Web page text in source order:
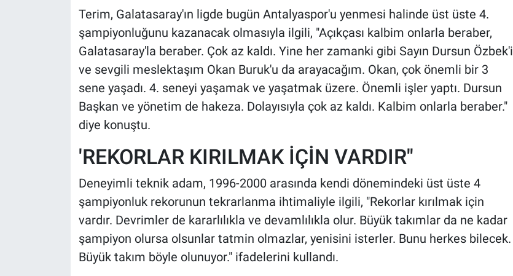
Terim, Galatasaray'ın ligde bugün Antalyaspor'u yenmesi halinde üst üste 4.
şampiyonluğunu kazanacak olmasıyla ilgili, "Açıkçası kalbim onlarla beraber,
Galatasaray'la beraber. Çok az kaldı. Yine her zamanki gibi Sayın Dursun Özbek'i
ve sevgili meslektaşım Okan Buruk'u da arayacağım. Okan, çok önemli bir 3
sene yaşadı. 4. seneyi yaşamak ve yaşatmak üzere. Önemli işler yaptı. Dursun
Başkan ve yönetim de hakeza. Dolayısıyla çok az kaldı. Kalbim onlarla beraber."
diye konuştu.
'REKORLAR KIRILMAK İÇİN VARDIR''
Deneyimli teknik adam, 1996-2000 arasında kendi dönemindeki üst üste 4
şampiyonluk rekorunun tekrarlanma ihtimaliyle ilgili, "Rekorlar kırılmak için
vardır. Devrimler de kararlılıkla ve devamlılıkla olur. Büyük takımlar da ne kadar
şampiyon olursa olsunlar tatmin olmazlar, yenisini isterler. Bunu herkes bilecek.
Büyük takım böyle olunuyor." ifadelerini kullandı.